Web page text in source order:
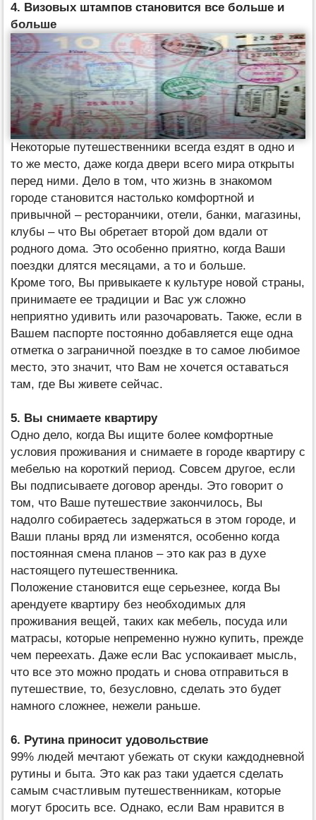
4. Визовых штампов становится все больше и
больше
Некоторые путешественники всегда ездят в одно и
то же место, даже когда двери всего мира открыты
перед ними. Дело в том, что жизнь в знакомом
городе становится настолько комфортной и
привычной – ресторанчики, отели, банки, магазины,
клубы – что Вы обретает второй дом вдали от
родного дома. Это особенно приятно, когда Ваши
поездки длятся месяцами, а то и больше.
Кроме того, Вы привыкаете к культуре новой страны,
принимаете ее традиции и Вас уж сложно
неприятно удивить или разочаровать. Также, если в
Вашем паспорте постоянно добавляется еще одна
отметка о заграничной поездке в то самое любимое
место, это значит, что Вам не хочется оставаться
там, где Вы живете сейчас.
5. Вы снимаете квартиру
Одно дело, когда Вы ищите более комфортные
условия проживания и снимаете в городе квартиру с
мебелью на короткий период. Совсем другое, если
Вы подписываете договор аренды. Это говорит о
том, что Ваше путешествие закончилось, Вы
надолго собираетесь задержаться в этом городе, и
Ваши планы вряд ли изменятся, особенно когда
постоянная смена планов – это как раз в духе
настоящего путешественника.
Положение становится еще серьезнее, когда Вы
арендуете квартиру без необходимых для
проживания вещей, таких как мебель, посуда или
матрасы, которые непременно нужно купить, прежде
чем переехать. Даже если Вас успокаивает мысль,
что все это можно продать и снова отправиться в
путешествие, то, безусловно, сделать это будет
намного сложнее, нежели раньше.
6. Рутина приносит удовольствие
99% людей мечтают убежать от скуки каждодневной
рутины и быта. Это как раз таки удается сделать
самым счастливым путешественникам, которые
могут бросить все. Однако, если Вам нравится в